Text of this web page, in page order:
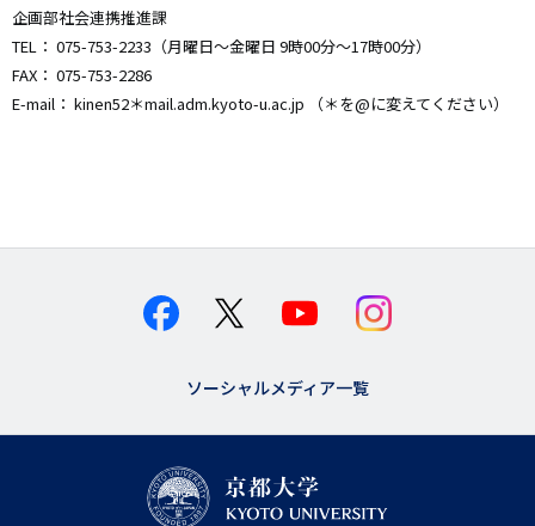
企画部社会連携推進課
TEL： 075-753-2233（月曜日～金曜日 9時00分～17時00分）
FAX： 075-753-2286
E-mail： kinen52＊mail.adm.kyoto-u.ac.jp （＊を@に変えてください）
ソーシャルメディア一覧